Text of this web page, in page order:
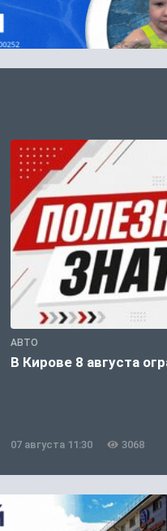
АВТО
В Кирове 8 августа
07 августа 11:30 3068